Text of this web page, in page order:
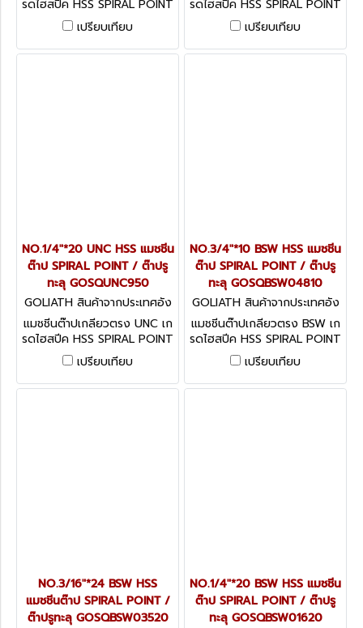
รดไฮสปีค HSS SPIRAL POINT
/ ต๊าปรูทะลุ
เปรียบเทียบ
รดไฮสปีค HSS SPIRAL POINT
/ ต๊าปรูทะลุ
เปรียบเทียบ
NO.1/4"*20 UNC HSS แมชชีน
ต๊าป SPIRAL POINT / ต๊าปรู
ทะลุ GOSQUNC950
GOLIATH สินค้าจากประเทศอัง
กฤษ GOSQUNC950
แมชชีนต๊าปเกลียวตรง UNC เก
รดไฮสปีค HSS SPIRAL POINT
/ ต๊าปรูทะลุ
เปรียบเทียบ
NO.3/4"*10 BSW HSS แมชชีน
ต๊าป SPIRAL POINT / ต๊าปรู
ทะลุ GOSQBSW04810
GOLIATH สินค้าจากประเทศอัง
กฤษ GOSQBSW04810
แมชชีนต๊าปเกลียวตรง BSW เก
รดไฮสปีค HSS SPIRAL POINT
/ ต๊าปรูทะลุ
เปรียบเทียบ
NO.3/16"*24 BSW HSS
แมชชีนต๊าป SPIRAL POINT /
ต๊าปรูทะลุ GOSQBSW03520
NO.1/4"*20 BSW HSS แมชชีน
ต๊าป SPIRAL POINT / ต๊าปรู
ทะลุ GOSQBSW01620